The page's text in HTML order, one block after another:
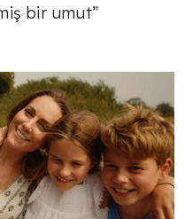
bir umut”